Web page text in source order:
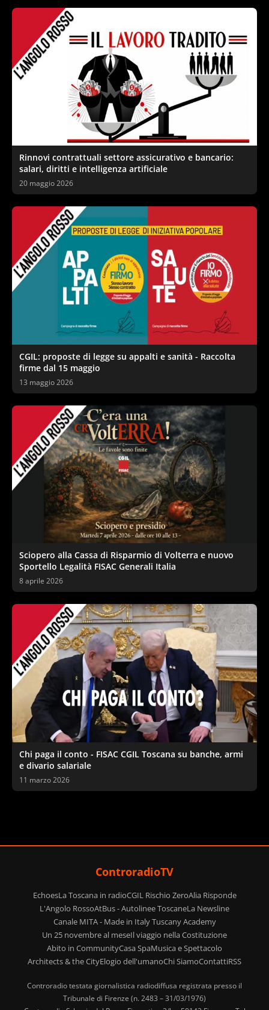
Rinnovi contrattuali settore assicurativo e bancario:
salari, diritti e intelligenza artificiale
20 maggio 2026
CGIL: proposte di legge su appalti e sanità - Raccolta
firme dal 15 maggio
13 maggio 2026
Sciopero alla Cassa di Risparmio di Volterra e nuovo
Sportello Legalità FISAC Generali Italia
8 aprile 2026
Chi paga il conto - FISAC CGIL Toscana su banche, armi
e divario salariale
11 marzo 2026
ControradioTV
EchoesLa Toscana in radioCGIL Rischio ZeroAlia Risponde
L'Angolo RossoAtBus - Autolinee ToscaneLa Newsline
Canale MITA - Made in Italy Tuscany Academy
Un 25 novembre al meseIl viaggio nella Costituzione
Abito in CommunityCasa SpaMusica e Spettacolo
Architects & the CityElogio dell'umanoChi SiamoContattiRSS
Controradio testata giornalistica radiodiffusa registrata presso il
Tribunale di Firenze (n. 2483 – 31/03/1976)